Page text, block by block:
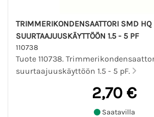
TRIMMERIKONDENSAATTORI SMD HQ
SUURTAAJUUSKÄYTTÖÖN 1.5 - 5 PF
110738
Tuote 110738.
suurtaajuuskäyttöön 1.5 - 5 pF.
2,70 €
Saatavilla